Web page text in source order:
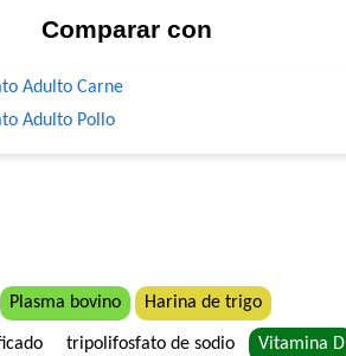
Comparar con
Adulto Carne
Adulto Pollo
Plasma bovino Harina de trigo
tripolifosfato de sodio Vitamina D